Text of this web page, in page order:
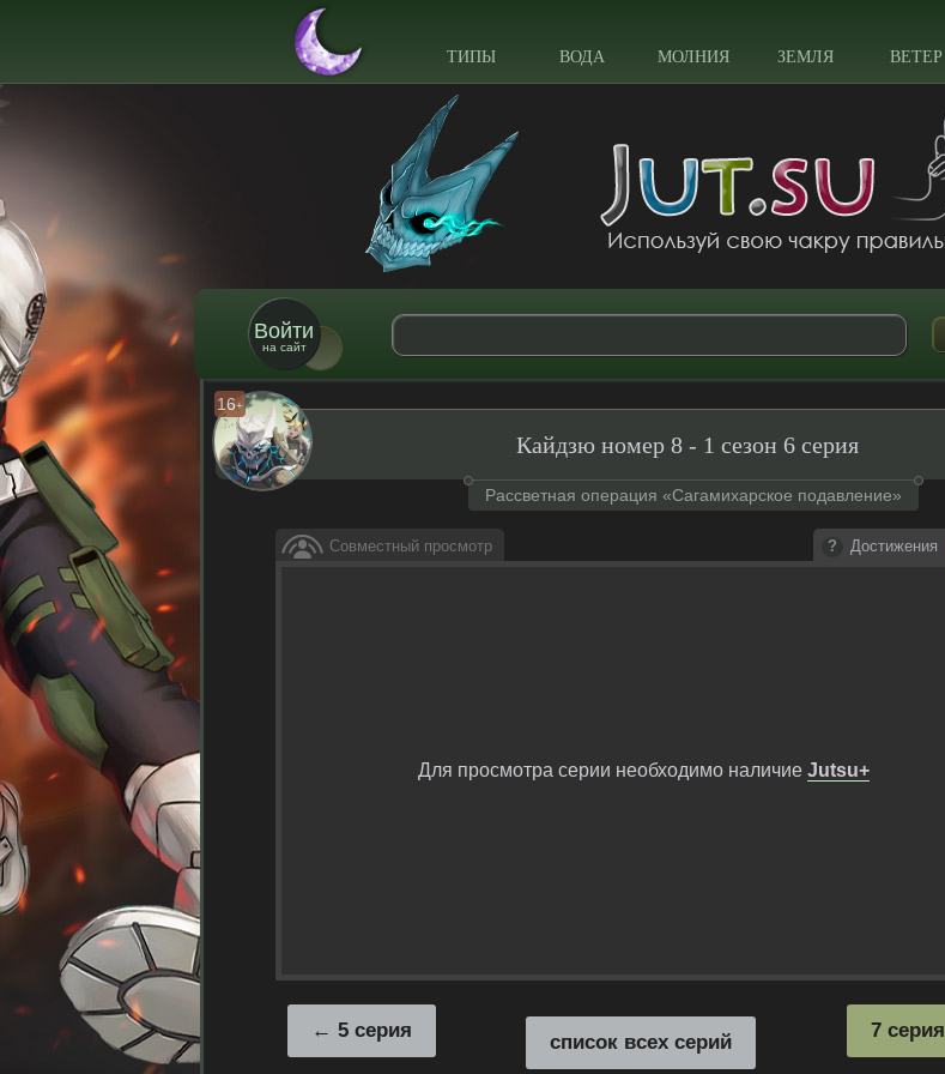
ТИПЫ ВОДА МОЛНИЯ ЗЕМЛЯ ВЕТЕР
Войти
на сайт
16+
Кайдзю номер 8 - 1 сезон 6 серия
Рассветная операция «Сагамихарское подавление»
Совместный просмотр Достижения
Для просмотра серии необходимо наличие Jutsu+
7 серия
5 серия
список всех серий